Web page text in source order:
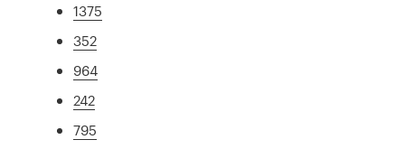
1375
352
964
242
795